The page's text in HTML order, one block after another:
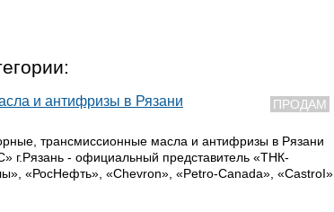
ПРОДАМ
и антифризы в Рязани
трансмиссионные масла и антифризы в Рязани
- официальный представитель «ТНК-
«РосНефть», «Chevron», «Petro-Canada», «CastroI»